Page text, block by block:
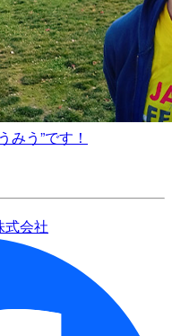
みう”です！
式会社